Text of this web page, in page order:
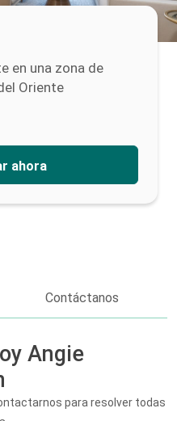
en una zona de
Oriente
ahora
Contáctanos
Angie
para resolver todas